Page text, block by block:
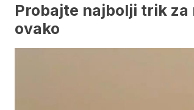
Probajte najbolji trik
ovako